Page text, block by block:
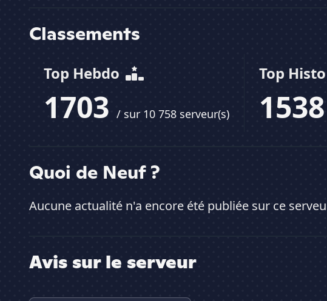
Classements
Top Hebdo
1703 / sur 10 758 serveur(s)
Top Histo
1538
Quoi de Neuf ?
Aucune actualité n'a encore été publiée sur ce
Avis sur le serveur